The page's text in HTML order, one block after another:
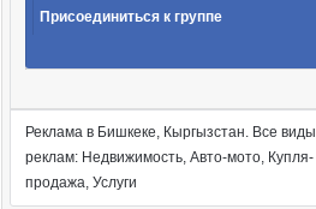
Присоединиться к группе
Реклама в Бишкеке, Кыргызстан. Все виды
реклам: Недвижимость, Авто-мото, Купля-
продажа, Услуги